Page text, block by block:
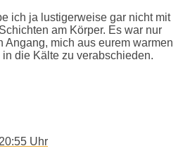
ich ja lustigerweise gar nicht mit
am Körper. Es war nur
Angang, mich aus eurem warmen
die Kälte zu verabschieden.
Uhr